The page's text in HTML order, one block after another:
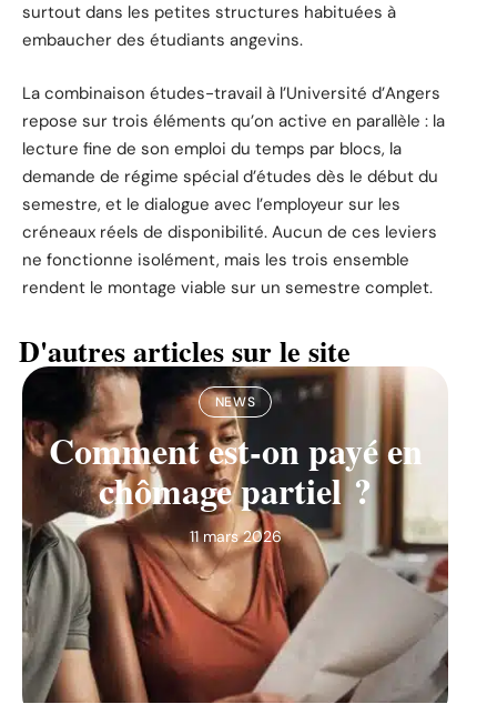
surtout dans les petites structures habituées à
embaucher des étudiants angevins.
La combinaison études-travail à l’Université d’Angers
repose sur trois éléments qu’on active en parallèle : la
lecture fine de son emploi du temps par blocs, la
demande de régime spécial d’études dès le début du
semestre, et le dialogue avec l’employeur sur les
créneaux réels de disponibilité. Aucun de ces leviers
ne fonctionne isolément, mais les trois ensemble
rendent le montage viable sur un semestre complet.
D'autres articles sur le site
NEWS
Comment est-on payé en
chômage partiel ?
11 mars 2026